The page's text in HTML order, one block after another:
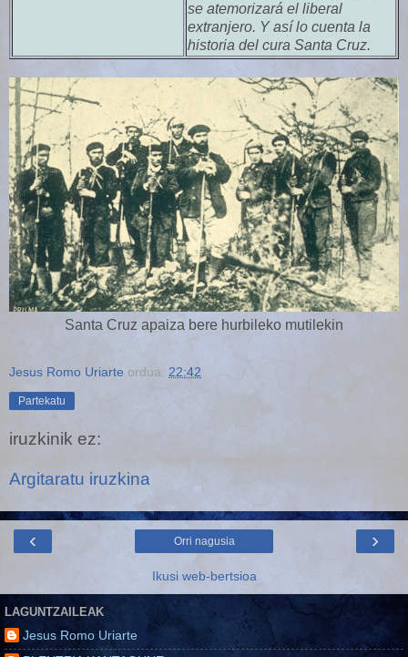
se atemorizará el liberal
extranjero. Y así lo cuenta la
historia del cura Santa Cruz.
Santa Cruz apaiza bere hurbileko mutilekin
Jesus Romo Uriarte ordua: 22:42
Partekatu
iruzkinik ez:
Argitaratu iruzkina
‹ ›
Orri nagusia
Ikusi web-bertsioa
LAGUNTZAILEAK
Jesus Romo Uriarte